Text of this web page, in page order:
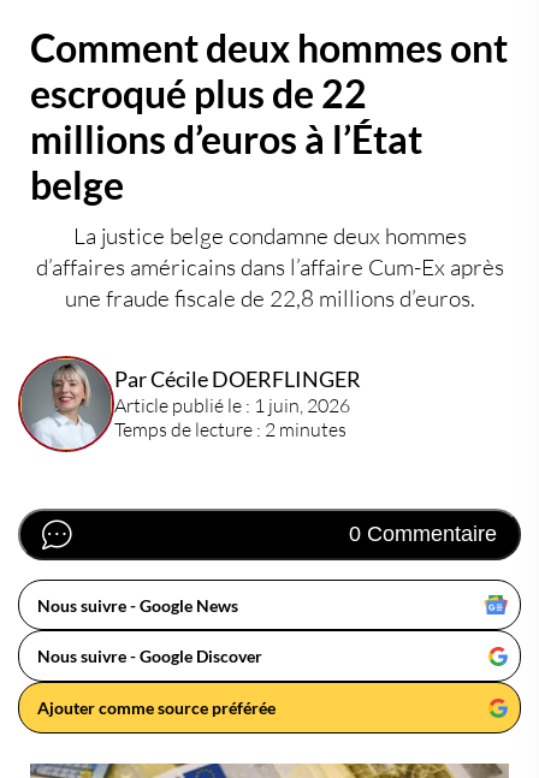
Comment deux hommes ont
escroqué plus de 22
millions d’euros à l’État
belge
La justice belge condamne deux hommes
d’affaires américains dans l’affaire Cum-Ex après
une fraude fiscale de 22,8 millions d’euros.
Par Cécile DOERFLINGER
Article publié le : 1 juin, 2026
Temps de lecture : 2 minutes
0 Commentaire
Nous suivre - Google News
Nous suivre - Google Discover
Ajouter comme source préférée